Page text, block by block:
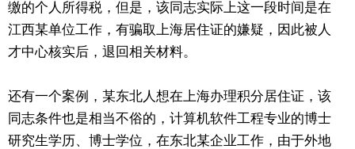
缴的个人所得税，但是，该同志实际上这一段时间是在
江西某单位工作，有骗取上海居住证的嫌疑，因此被人
才中心核实后，退回相关材料。
还有一个案例，某东北人想在上海办理积分居住证，该
同志条件也是相当不俗的，计算机软件工程专业的博士
研究生学历、博士学位，在东北某企业工作，由于外地